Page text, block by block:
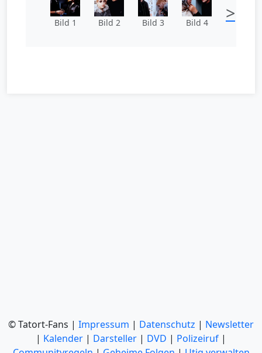
Bild 1 Bild 2 Bild 3 Bild 4 >
© Tatort-Fans | Impressum | Datenschutz | Newsletter
| Kalender | Darsteller | DVD | Polizeiruf |